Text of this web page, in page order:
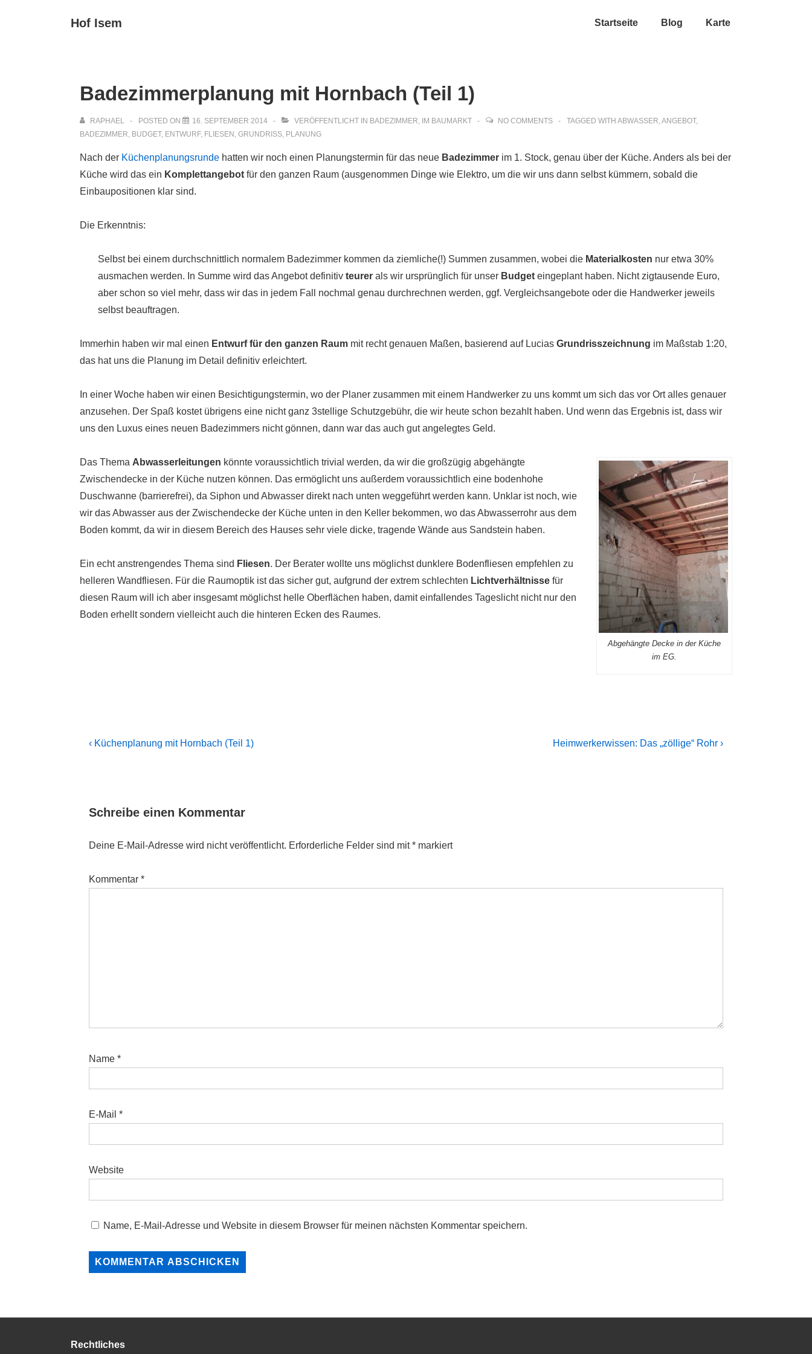
Hof Isem Startseite Blog Karte
Badezimmerplanung mit Hornbach (Teil 1)
RAPHAEL POSTED ON 16. SEPTEMBER 2014 VERÖFFENTLICHT IN BADEZIMMER, IM BAUMARKT NO COMMENTS TAGGED WITH ABWASSER,ANGEBOT,
BADEZIMMER, BUDGET, ENTWURF, FLIESEN , GRUNDRISS, PLANUNG
Nach der Küchenplanungsrunde hatten wir noch einen Planungstermin für das neue Badezimmer im 1. Stock, genau über der Küche. Anders als bei der
Küche wird das ein Komplettangebot für den ganzen Raum (ausgenommen Dinge wie Elektro, um die wir uns dann selbst kümmern, sobald die
Einbaupositionen klar sind.
Die Erkenntnis:
Selbst bei einem durchschnittlich normalem Badezimmer kommen da ziemliche(!) Summen zusammen, wobei die Materialkosten nur etwa 30%
ausmachen werden. In Summe wird das Angebot definitiv teurer als wir ursprünglich für unser Budget eingeplant haben. Nicht zigtausende Euro,
aber schon so viel mehr, dass wir das in jedem Fall nochmal genau durchrechnen werden, ggf. Vergleichsangebote oder die Handwerker jeweils
selbst beauftragen.
Immerhin haben wir mal einen Entwurf für den ganzen Raum mit recht genauen Maßen, basierend auf Lucias Grundrisszeichnung im Maßstab 1:20,
das hat uns die Planung im Detail definitiv erleichtert.
In einer Woche haben wir einen Besichtigungstermin, wo der Planer zusammen mit einem Handwerker zu uns kommt um sich das vor Ort alles genauer
anzusehen. Der Spaß kostet übrigens eine nicht ganz 3stellige Schutzgebühr, die wir heute schon bezahlt haben. Und wenn das Ergebnis ist, dass wir
uns den Luxus eines neuen Badezimmers nicht gönnen, dann war das auch gut angelegtes Geld.
Abgehängte Decke in der Küche
im EG.
Das Thema Abwasserleitungen könnte voraussichtlich trivial werden, da wir die großzügig abgehängte
Zwischendecke in der Küche nutzen können. Das ermöglicht uns außerdem voraussichtlich eine bodenhohe
Duschwanne (barrierefrei), da Siphon und Abwasser direkt nach unten weggeführt werden kann. Unklar ist noch, wie
wir das Abwasser aus der Zwischendecke der Küche unten in den Keller bekommen, wo das Abwasserrohr aus dem
Boden kommt, da wir in diesem Bereich des Hauses sehr viele dicke, tragende Wände aus Sandstein haben.
Ein echt anstrengendes Thema sind Fliesen. Der Berater wollte uns möglichst dunklere Bodenfliesen empfehlen zu
helleren Wandfliesen. Für die Raumoptik ist das sicher gut, aufgrund der extrem schlechten Lichtverhältnisse für
diesen Raum will ich aber insgesamt möglichst helle Oberflächen haben, damit einfallendes Tageslicht nicht nur den
Boden erhellt sondern vielleicht auch die hinteren Ecken des Raumes.
Beitragsnavigation
Previous
‹ Küchenplanung mit Hornbach (Teil 1)
Next
Heimwerkerwissen: Das „zöllige“ Rohr ›
Schreibe einen Kommentar
Deine E-Mail-Adresse wird nicht veröffentlicht. Erforderliche Felder sind mit* markiert
Kommentar *
Name *
E-Mail *
Website
Name, E-Mail-Adresse und Website in diesem Browser für meinen nächsten Kommentar speichern.
Rechtliches